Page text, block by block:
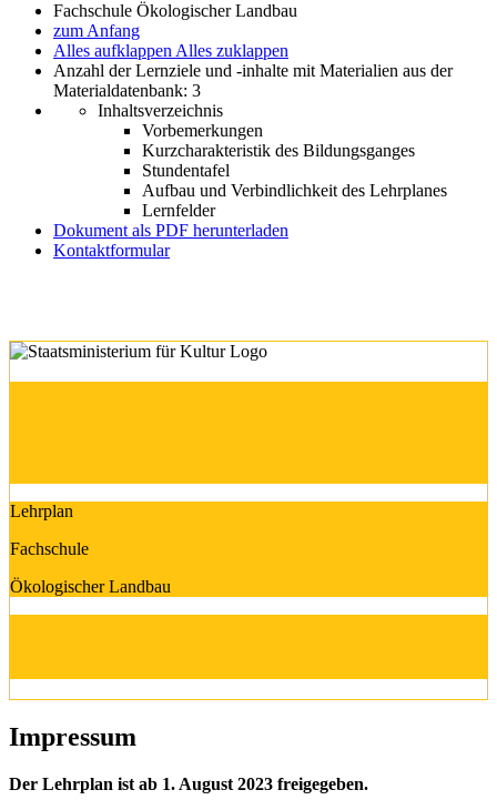
Fachschule Ökologischer Landbau
zum Anfang
Alles aufklappen Alles zuklappen
Anzahl der Lernziele und -inhalte mit Materialien aus der
Materialdatenbank: 3
Inhaltsverzeichnis
Vorbemerkungen
Kurzcharakteristik des Bildungsganges
Stundentafel
Aufbau und Verbindlichkeit des Lehrplanes
Lernfelder
Dokument als PDF herunterladen
Kontaktformular
Lehrplan
Fachschule
Ökologischer Landbau
Impressum
Der Lehrplan ist ab 1. August 2023 freigegeben.